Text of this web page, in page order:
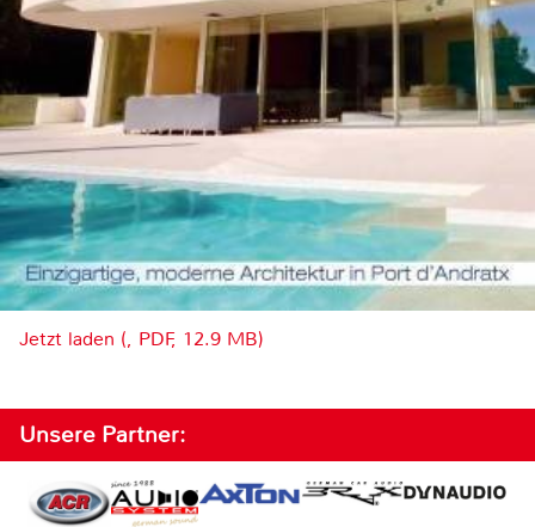
Jetzt laden (, PDF, 12.9 MB)
Unsere Partner: